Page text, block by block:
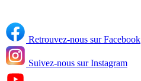
Retrouvez-nous sur Facebook
Suivez-nous sur Instagram